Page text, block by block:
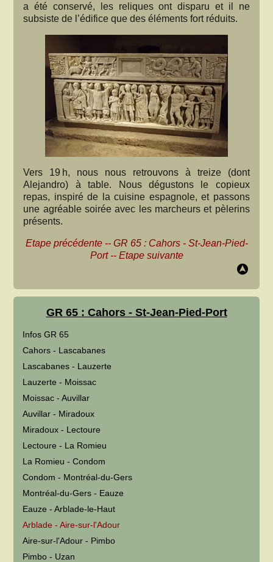
GR 65 : Cahors - St-Jean-Pied-Port
Infos GR 65
Cahors - Lascabanes
Lascabanes - Lauzerte
Lauzerte - Moissac
Moissac - Auvillar
Auvillar - Miradoux
Miradoux - Lectoure
Lectoure - La Romieu
La Romieu - Condom
Condom - Montréal-du-Gers
Montréal-du-Gers - Eauze
Eauze - Arblade-le-Haut
Arblade - Aire-sur-l'Adour
Aire-sur-l'Adour - Pimbo
Pimbo - Uzan
a été conservé, les reliques ont disparu et il ne
subsiste de l’édifice que des éléments fort réduits.
Vers 19 h, nous nous retrouvons à treize (dont
Alejandro) à table. Nous dégustons le copieux
repas, inspiré de la cuisine espagnole, et passons
une agréable soirée avec les marcheurs et pèlerins
présents.
Etape précédente-- GR 65 : Cahors - St-Jean-Pied-
Port-- Etape suivante